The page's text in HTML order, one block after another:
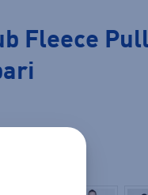
Fleece